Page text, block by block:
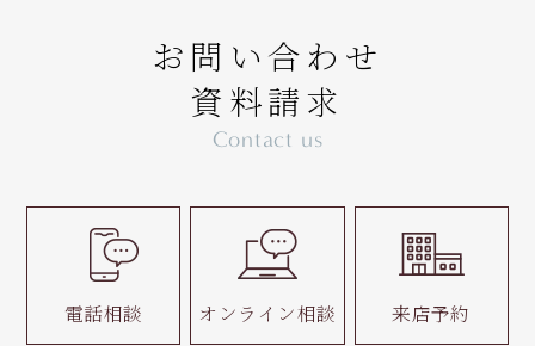
お問い合わせ
資料請求
Contact us
電話相談 オンライン相談 来店予約